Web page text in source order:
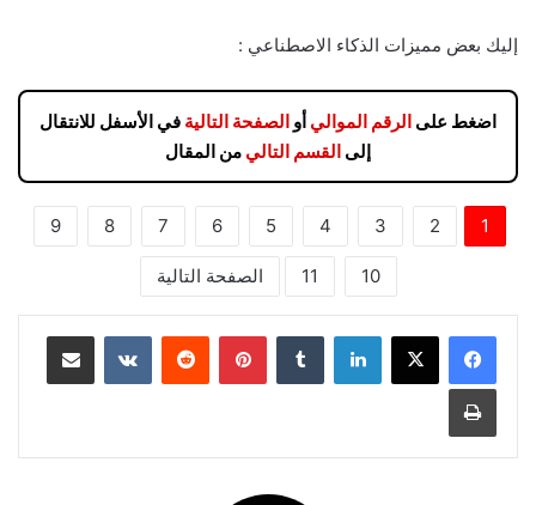
إليك بعض مميزات الذكاء الاصطناعي :
اضغط على الرقم الموالي أو الصفحة التالية في الأسفل للانتقال
إلى القسم التالي من المقال
1
2
3
4
5
6
7
8
9
10
11 الصفحة التالية
لينكدإن بينتيريست مشاركة عبر البريد
طباعة